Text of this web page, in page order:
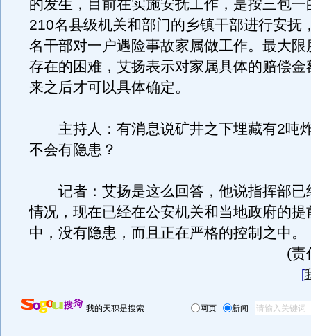
的发生，目前在实施安抚工作，是按三包一
210名县级机关和部门的乡镇干部进行安抚
名干部对一户遇险事故家属做工作。最大限
存在的困难，艾扬表示对家属具体的赔偿金
来之后才可以具体确定。
主持人：有消息说矿井之下埋藏有2吨
不会有隐患？
记者：艾扬是这么回答，他说指挥部已
情况，现在已经在公安机关和当地政府的提
中，没有隐患，而且正在严格的控制之中。
(责
[
我的天职是搜索 网页 新闻